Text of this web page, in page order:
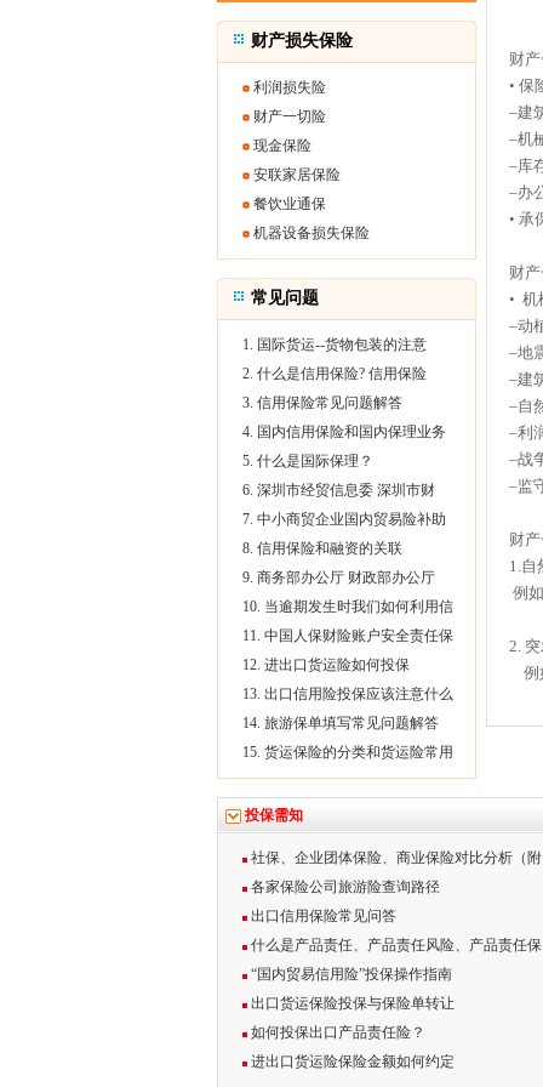
财产损失保险
利润损失险
财产一切险
现金保险
安联家居保险
餐饮业通保
机器设备损失保险
常见问题
1. 国际货运--货物包装的注意
2. 什么是信用保险? 信用保险
3. 信用保险常见问题解答
4. 国内信用保险和国内保理业务
5. 什么是国际保理？
6. 深圳市经贸信息委 深圳市财
7. 中小商贸企业国内贸易险补助
8. 信用保险和融资的关联
9. 商务部办公厅 财政部办公厅
10. 当逾期发生时我们如何利用信
11. 中国人保财险账户安全责任保
12. 进出口货运险如何投保
13. 出口信用险投保应该注意什么
14. 旅游保单填写常见问题解答
15. 货运保险的分类和货运险常用
财
• 保
–建
–机
–库
–办
• 承
财
• 机
–动
–地
–建
–自
–利
–战
–监
财
1.自
例
2.
例
投保需知
社保、企业团体保险、商业保险对比分析（附
各家保险公司旅游险查询路径
出口信用保险常见问答
什么是产品责任、产品责任风险、产品责任保
“国内贸易信用险”投保操作指南
出口货运保险投保与保险单转让
如何投保出口产品责任险？
进出口货运险保险金额如何约定